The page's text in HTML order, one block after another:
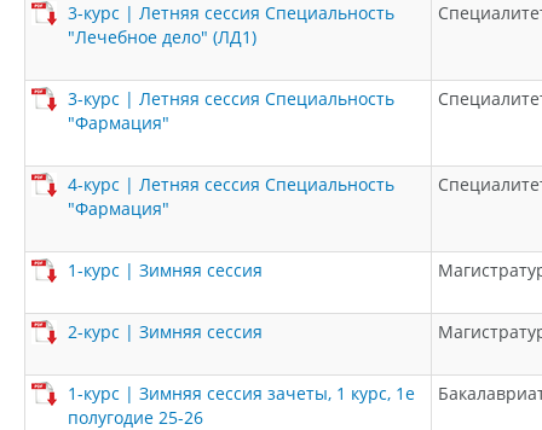
3-курс | Летняя сессия Специальность
"Лечебное дело" (ЛД1)
3-курс | Летняя сессия Специальность
"Фармация"
4-курс | Летняя сессия Специальность
"Фармация"
1-курс | Зимняя сессия
2-курс | Зимняя сессия
1-курс | Зимняя сессия зачеты, 1 курс, 1е
полугодие 25-26